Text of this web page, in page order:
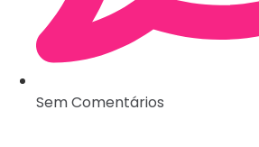
Sem Comentários